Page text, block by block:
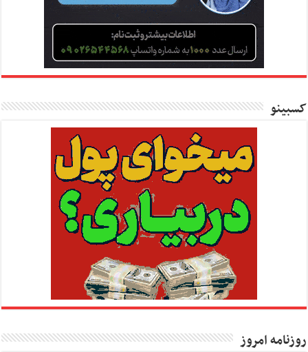
کسبینو
روزنامه امروز